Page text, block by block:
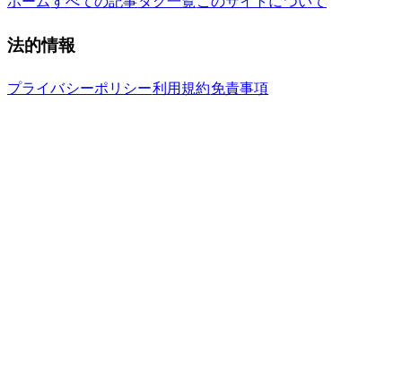
法的情報
プライバシーポリシー利用規約免責事項